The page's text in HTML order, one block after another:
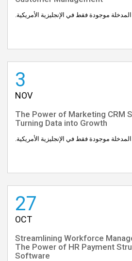
موجودة فقط في الإنجليزية الأمريكية.
3
NOV
(English) The Power of Marketing
Turning Data into Growth
موجودة فقط في الإنجليزية الأمريكية.
27
OCT
(English) Streamlining Workforce
The Power of HR Payment
Software